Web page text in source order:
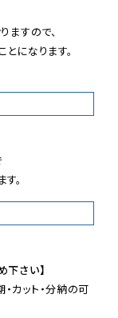
ますので、
になります。
。
下さい】
カット・分納の可